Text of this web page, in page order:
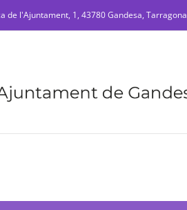
de l'Ajuntament, 1, 43780 Gandesa, Tarragona